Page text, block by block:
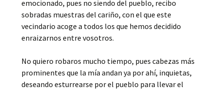
emocionado, pues no siendo del pueblo, recibo
sobradas muestras del cariño, con el que este
vecindario acoge a todos los que hemos decidido
enraizarnos entre vosotros.
No quiero robaros mucho tiempo, pues cabezas más
prominentes que la mía andan ya por ahí, inquietas,
deseando esturrearse por el pueblo para llevar el